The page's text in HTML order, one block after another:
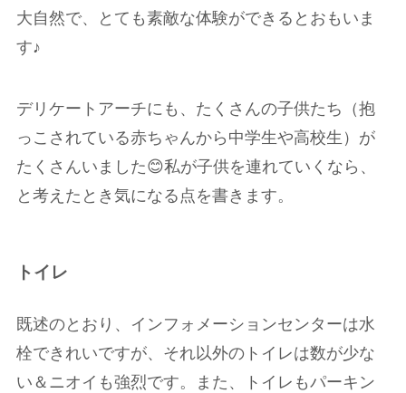
大自然で、とても素敵な体験ができるとおもいま
す♪
デリケートアーチにも、たくさんの子供たち（抱
っこされている赤ちゃんから中学生や高校生）が
たくさんいました😊私が子供を連れていくなら、
と考えたとき気になる点を書きます。
トイレ
既述のとおり、インフォメーションセンターは水
栓できれいですが、それ以外のトイレは数が少な
い＆ニオイも強烈です。また、トイレもパーキン